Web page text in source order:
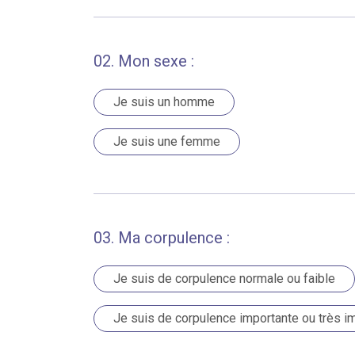
02. Mon sexe :
Je suis un homme
Je suis une femme
03. Ma corpulence :
Je suis de corpulence normale ou faible
Je suis de corpulence importante ou très